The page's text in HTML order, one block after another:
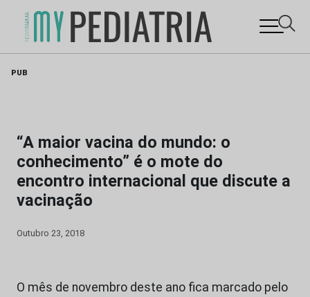
PUB
“A maior vacina do mundo: o
conhecimento” é o mote do
encontro internacional que discute a
vacinação
Outubro 23, 2018
O mês de novembro deste ano fica marcado pelo